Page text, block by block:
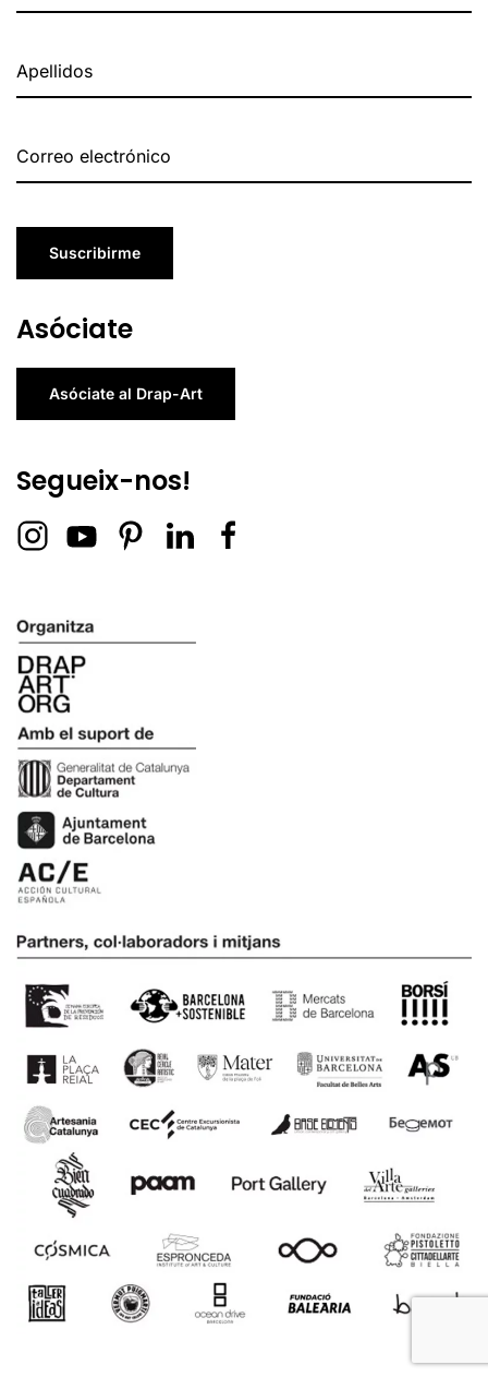
Suscribirme
Asóciate
Asóciate al Drap-Art
Segueix-nos!